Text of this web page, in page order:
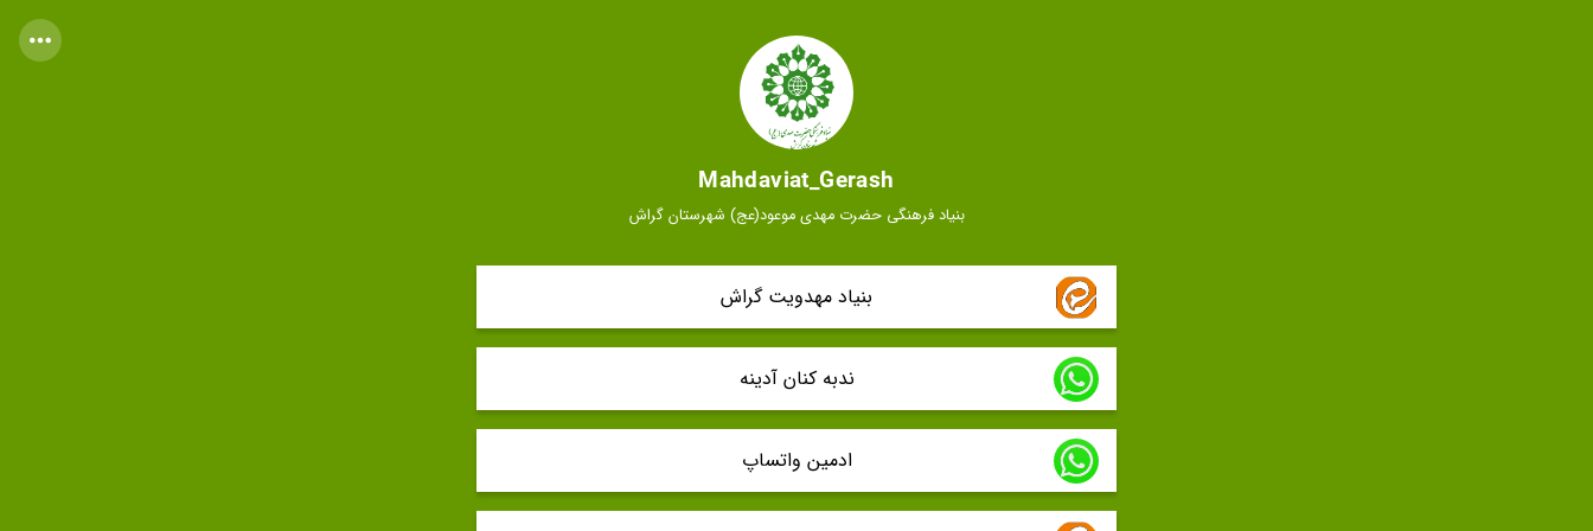
Mahdaviat_Gerash
بنیاد فرهنگی حضرت مهدی موعود(عج) شهرستان گراش
بنیاد مهدویت گراش
ندبه کنان آدینه
ادمین واتساپ